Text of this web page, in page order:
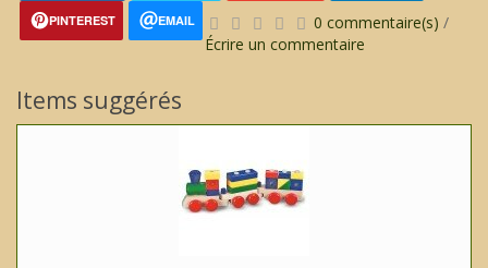
PINTEREST EMAIL 0 commentaire(s) /
Écrire un commentaire
Items suggérés